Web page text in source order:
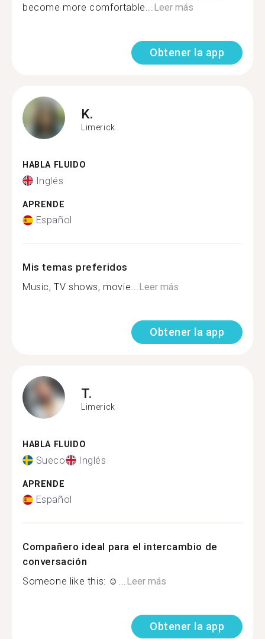
become more comfortable...Leer más
Obtener la app
K.
Limerick
HABLA FLUIDO
Inglés
APRENDE
Español
Mis temas preferidos
Music, TV shows, movie...Leer más
Obtener la app
T.
Limerick
HABLA FLUIDO
Sueco Inglés
APRENDE
Español
Compañero ideal para el intercambio de
conversación
Someone like this: ☺...Leer más
Obtener la app